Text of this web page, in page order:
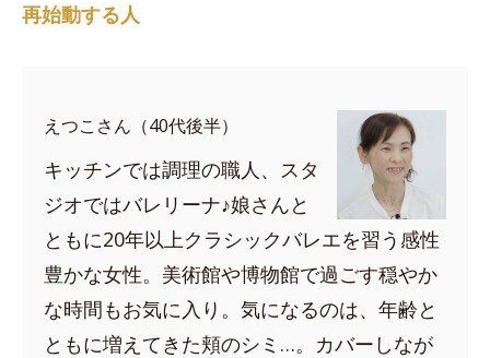
再始動する人
えつこさん（40代後半）
キッチンでは調理の職人、スタ
ジオではバレリーナ♪娘さんと
ともに20年以上クラシックバレエを習う感性
豊かな女性。美術館や博物館で過ごす穏やか
な時間もお気に入り。気になるのは、年齢と
ともに増えてきた頬のシミ…。カバーしなが